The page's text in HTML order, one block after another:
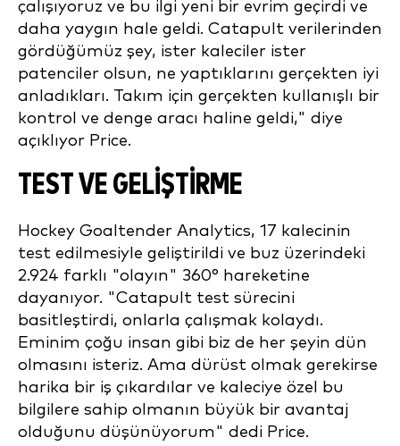
çalışıyoruz ve bu ilgi yeni bir evrim geçirdi ve
daha yaygın hale geldi. Catapult verilerinden
gördüğümüz şey, ister kaleciler ister
patenciler olsun, ne yaptıklarını gerçekten iyi
anladıkları. Takım için gerçekten kullanışlı bir
kontrol ve denge aracı haline geldi," diye
açıklıyor Price.
TEST VE GELIŞTIRME
Hockey Goaltender Analytics, 17 kalecinin
test edilmesiyle geliştirildi ve buz üzerindeki
2.924 farklı "olayın" 360° hareketine
dayanıyor. "Catapult test sürecini
basitleştirdi, onlarla çalışmak kolaydı.
Eminim çoğu insan gibi biz de her şeyin dün
olmasını isteriz. Ama dürüst olmak gerekirse
harika bir iş çıkardılar ve kaleciye özel bu
bilgilere sahip olmanın büyük bir avantaj
olduğunu düşünüyorum" dedi Price.